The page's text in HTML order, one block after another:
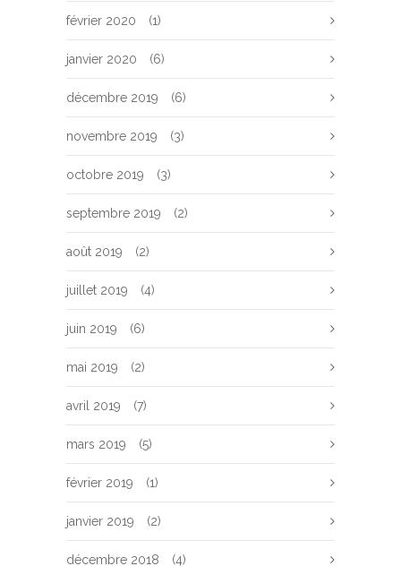
février 2020 (1)
janvier 2020 (6)
décembre 2019 (6)
novembre 2019 (3)
octobre 2019 (3)
septembre 2019 (2)
août 2019 (2)
juillet 2019 (4)
juin 2019 (6)
mai 2019 (2)
avril 2019 (7)
mars 2019 (5)
février 2019 (1)
janvier 2019 (2)
décembre 2018 (4)